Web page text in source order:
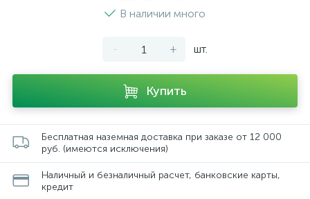
В наличии много
- + шт.
Купить
Бесплатная наземная доставка при заказе от 12 000
руб. (имеются исключения)
Наличный и безналичный расчет, банковские карты,
кредит